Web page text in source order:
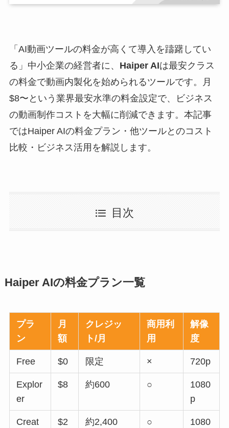
「AI動画ツールの料金が高くて導入を躊躇してい
る」中小企業の経営者に、 Haiper AIは最安クラス
の料金で動画内製化を始められるツールです。月
$8〜という業界最安水準の料金設定で、ビジネス
の動画制作コストを大幅に削減できます。本記事
ではHaiper AIの料金プラン・他ツールとのコスト
比較・ビジネス活用を解説します。
目次
Haiper AIの料金プラン一覧
プラ
ン
月
額
クレジッ
ト/月
商用利
用
解像
度
Free $0 限定 × 720p
Explor
er
$8 約600 ○
1080
p
Creat
$2
約2,400 ○
1080